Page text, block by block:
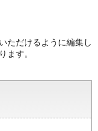
ただけるように編集し
ます。